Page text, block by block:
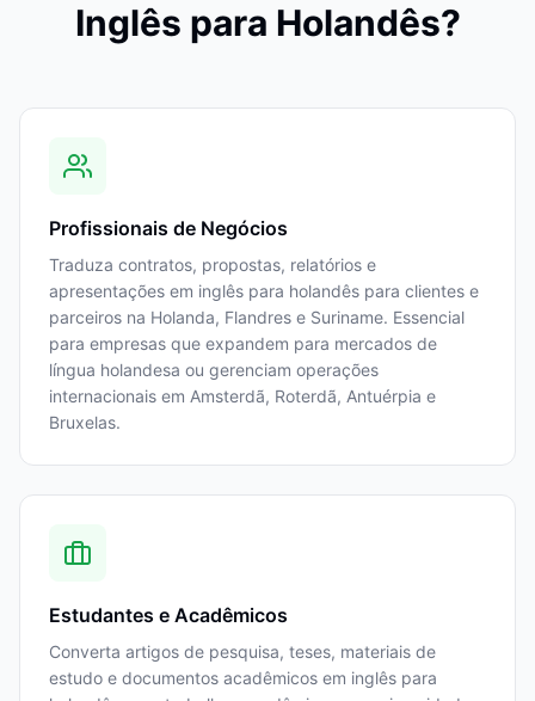
Inglês para Holandês?
Profissionais de Negócios
Traduza contratos, propostas, relatórios e
apresentações em inglês para holandês para clientes e
parceiros na Holanda, Flandres e Suriname. Essencial
para empresas que expandem para mercados de
língua holandesa ou gerenciam operações
internacionais em Amsterdã, Roterdã, Antuérpia e
Bruxelas.
Estudantes e Acadêmicos
Converta artigos de pesquisa, teses, materiais de
estudo e documentos acadêmicos em inglês para